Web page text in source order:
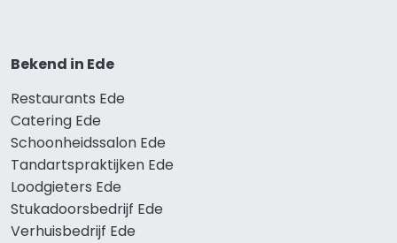
Bekend in Ede
Restaurants Ede
Catering Ede
Schoonheidssalon Ede
Tandartspraktijken Ede
Loodgieters Ede
Stukadoorsbedrijf Ede
Verhuisbedrijf Ede